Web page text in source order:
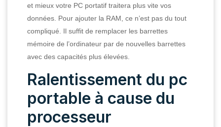
et mieux votre PC portatif traitera plus vite vos
données. Pour ajouter la RAM, ce n’est pas du tout
compliqué. Il suffit de remplacer les barrettes
mémoire de l’ordinateur par de nouvelles barrettes
avec des capacités plus élevées.
Ralentissement du pc
portable à cause du
processeur